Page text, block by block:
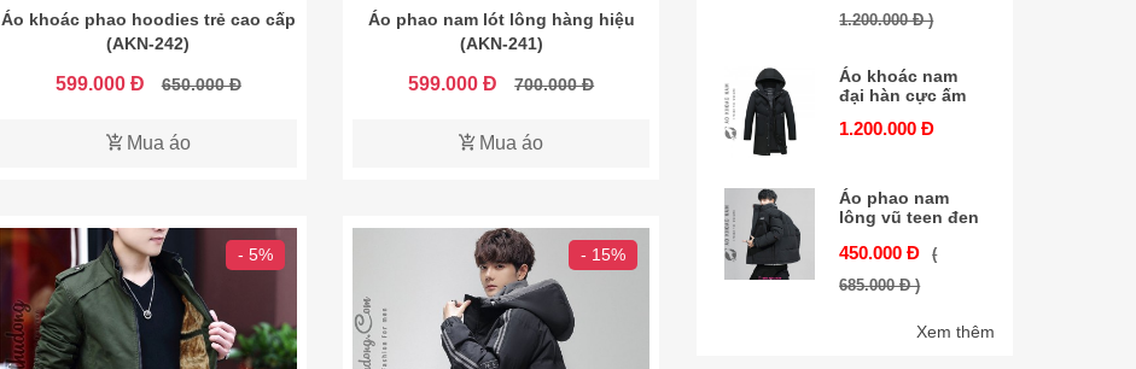
Áo khoác phao hoodies trẻ cao cấp
(AKN-242)
599.000 Đ 650.000 Đ
Mua áo
Áo phao nam lót lông hàng hiệu
(AKN-241)
599.000 Đ 700.000 Đ
Mua áo
- 5% - 15%
1.200.000 Đ )
Áo khoác nam
đại hàn cực ấm
1.200.000 Đ
Áo phao nam
lông vũ teen đen
450.000 Đ
(
685.000 Đ )
Xem thêm